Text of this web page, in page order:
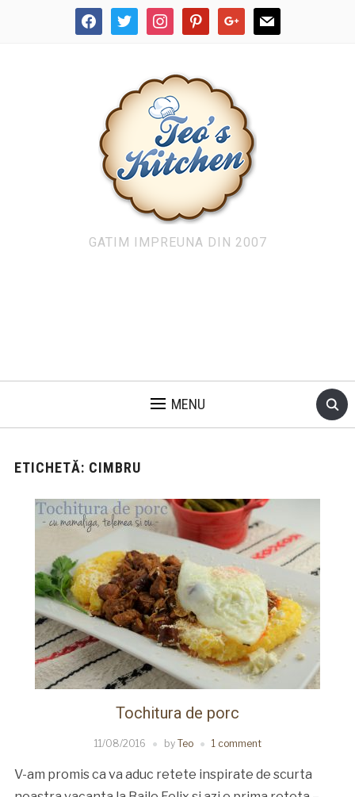
facebooktwitter instagrampinterestgoogle mail
GATIM IMPREUNA DIN 2007
MENU
ETICHETĂ: CIMBRU
Tochitura de porc
11/08/2016 by Teo 1 comment
V-am promis ca va aduc retete inspirate de scurta